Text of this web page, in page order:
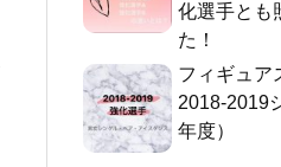
化選手とも
た！
フィギュア
2018-2019
年度）